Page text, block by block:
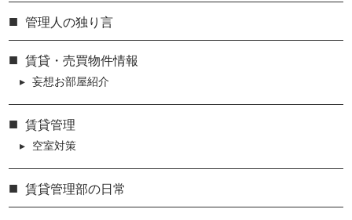
管理人の独り言
賃貸・売買物件情報
妄想お部屋紹介
賃貸管理
空室対策
賃貸管理部の日常